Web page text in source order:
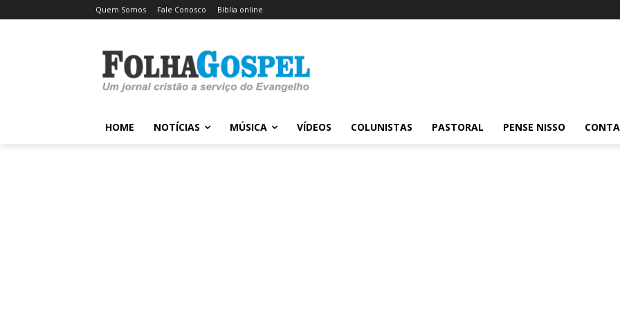
Quem Somos Fale Conosco Bíblia online
HOME NOTÍCIAS MÚSICA VÍDEOS COLUNISTAS PASTORAL PENSE NISSO